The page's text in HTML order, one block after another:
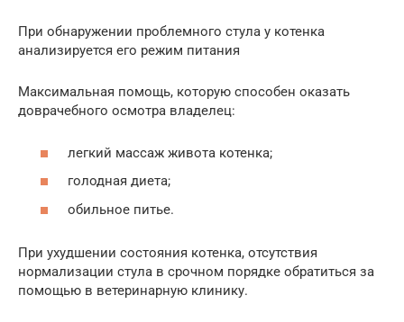
При обнаружении проблемного стула у котенка
анализируется его режим питания
Максимальная помощь, которую способен оказать
доврачебного осмотра владелец:
легкий массаж живота котенка;
голодная диета;
обильное питье.
При ухудшении состояния котенка, отсутствия
нормализации стула в срочном порядке обратиться за
помощью в ветеринарную клинику.